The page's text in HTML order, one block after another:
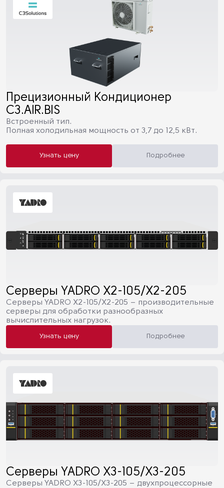
Прецизионный Кондиционер
C3.AIR.BIS
Встроенный тип.
Полная холодильная мощность от 3,7 до 12,5 кВт.
Узнать цену Подробнее
Серверы YADRO X2-105/X2-205
Серверы YADRO X2-105/X2-205 – производительные
серверы для обработки разнообразных
вычислительных нагрузок.
Узнать цену Подробнее
Серверы YADRO Х3-105/Х3-205
Серверы YADRO Х3-105/Х3-205 – двухпроцессорные